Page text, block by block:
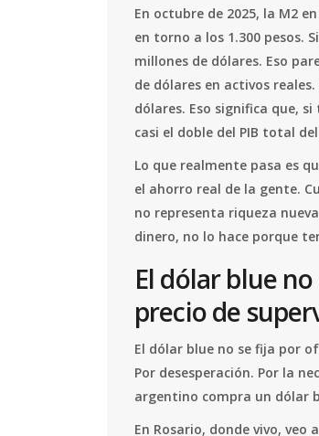
En octubre de 2025, la M2
en torno a los 1.300 pesos.
millones de dólares. Eso
de dólares en activos
dólares. Eso significa que,
casi el doble del PIB total
Lo que realmente pasa es
el ahorro real de la gente.
no representa riqueza
dinero, no lo hace porque
El dólar blue
precio de
El dólar blue no se fija por
Por desesperación. Por la
argentino compra un dólar
En Rosario, donde vivo, veo